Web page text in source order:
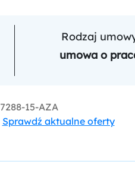
Rodzaj
umowa o
7288-15-AZA
Sprawdź aktualne oferty